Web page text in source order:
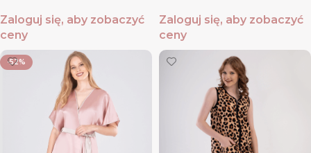
Zaloguj się, aby zobaczyć
ceny
Zaloguj się, aby zobaczyć
ceny
-52%